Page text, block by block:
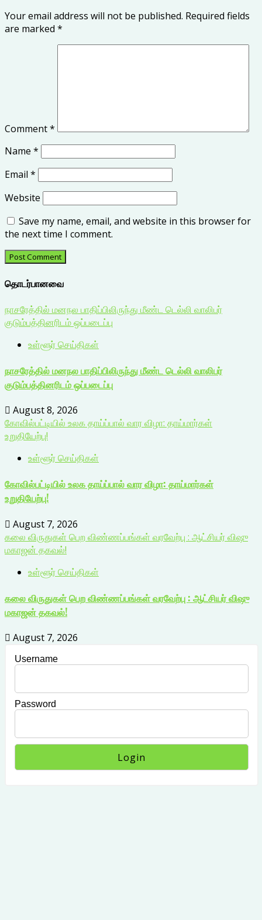
Your email address will not be published. Required fields
are marked *
Comment*
Name *
Email *
Website
Save my name, email, and website in this browser for
the next time I comment.
தொடர்பானவை
நாசரேத்தில் மனநல பாதிப்பிலிருந்து மீண்ட டெல்லி வாலிபர்
குடும்பத்தினரிடம் ஒப்படைப்பு
உள்ளூர் செய்திகள்
நாசரேத்தில் மனநல பாதிப்பிலிருந்து மீண்ட டெல்லி வாலிபர்
குடும்பத்தினரிடம் ஒப்படைப்பு
August 8, 2026
கோவில்பட்டியில் உலக தாய்ப்பால் வார விழா: தாய்மார்கள்
உறுதியேற்பு!
உள்ளூர் செய்திகள்
கோவில்பட்டியில் உலக தாய்ப்பால் வார விழா: தாய்மார்கள்
உறுதியேற்பு!
August 7, 2026
கலை விருதுகள் பெற விண்ணப்பங்கள் வரவேற்பு : ஆட்சியர் விஷு
மகாஜன் தகவல்!
உள்ளூர் செய்திகள்
கலை விருதுகள் பெற விண்ணப்பங்கள் வரவேற்பு : ஆட்சியர் விஷு
மகாஜன் தகவல்!
August 7, 2026
Username
Password